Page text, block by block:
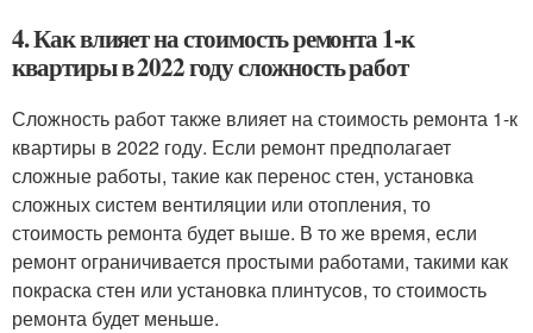
4. Как влияет на стоимость ремонта 1-к
квартиры в 2022 году сложность работ
Сложность работ также влияет на стоимость ремонта 1-к
квартиры в 2022 году. Если ремонт предполагает
сложные работы, такие как перенос стен, установка
сложных систем вентиляции или отопления, то
стоимость ремонта будет выше. В то же время, если
ремонт ограничивается простыми работами, такими как
покраска стен или установка плинтусов, то стоимость
ремонта будет меньше.